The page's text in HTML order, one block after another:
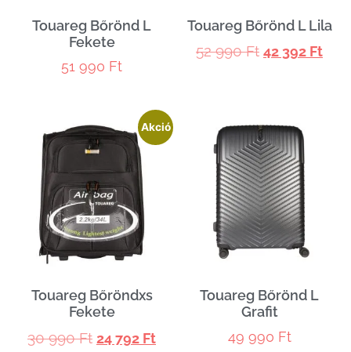
Touareg Bőrönd L
Fekete
51 990 Ft
Touareg Bőrönd L Lila
52 990Ft 42 392 Ft
Akció
Touareg Bőröndxs
Fekete
30 990Ft 24 792 Ft
Touareg Bőrönd L
Grafit
49 990 Ft